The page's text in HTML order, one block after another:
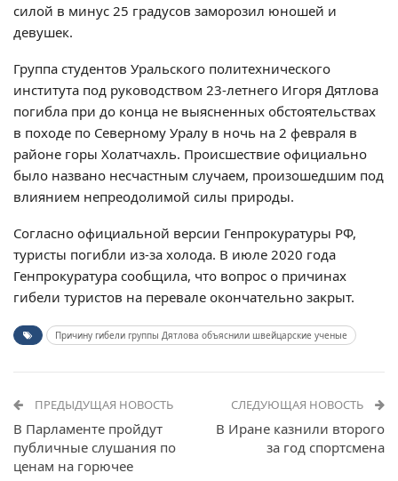
силой в минус 25 градусов заморозил юношей и
девушек.
Группа студентов Уральского политехнического
института под руководством 23-летнего Игоря Дятлова
погибла при до конца не выясненных обстоятельствах
в походе по Северному Уралу в ночь на 2 февраля в
районе горы Холатчахль. Происшествие официально
было названо несчастным случаем, произошедшим под
влиянием непреодолимой силы природы.
Согласно официальной версии Генпрокуратуры РФ,
туристы погибли из-за холода. В июле 2020 года
Генпрокуратура сообщила, что вопрос о причинах
гибели туристов на перевале окончательно закрыт.
Причину гибели группы Дятлова объяснили швейцарские ученые
ПРЕДЫДУЩАЯ НОВОСТЬ
В Парламенте пройдут
публичные слушания по
ценам на горючее
СЛЕДУЮЩАЯ НОВОСТЬ
В Иране казнили второго
за год спортсмена